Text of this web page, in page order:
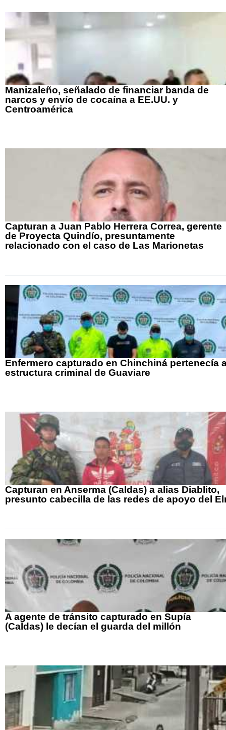
Manizaleño, señalado de financiar banda de
narcos y envío de cocaína a EE.UU. y
Centroamérica
Capturan a Juan Pablo Herrera Correa, gerente
de Proyecta Quindío, presuntamente
relacionado con el caso de Las Marionetas
Enfermero capturado en Chinchiná pertenecía
estructura criminal de Guaviare
Capturan en Anserma (Caldas) a alias Diablito,
presunto cabecilla de las redes de apoyo del
A agente de tránsito capturado en Supía
(Caldas) le decían el guarda del millón